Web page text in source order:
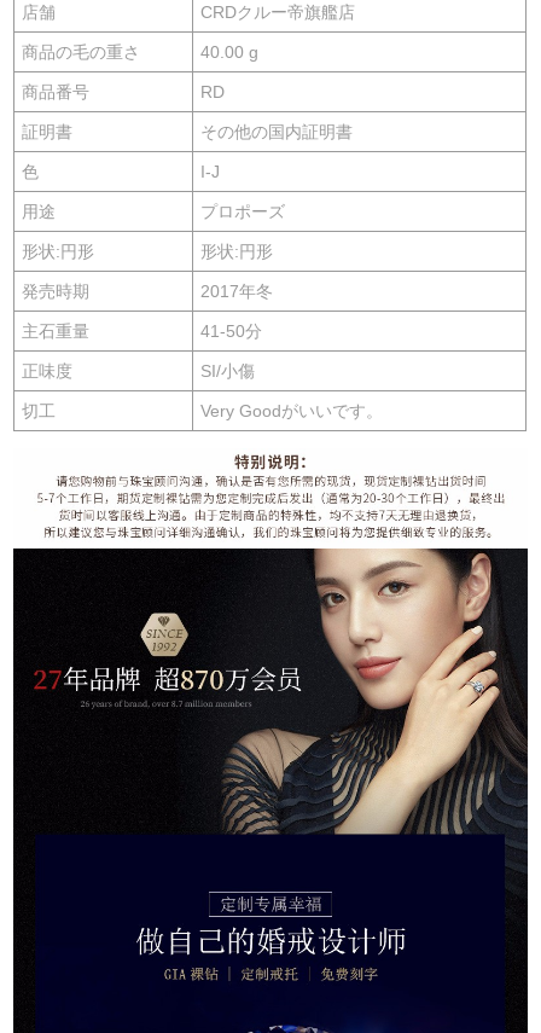
店舗 CRDクルー帝旗艦店
商品の毛の重さ 40.00 g
商品番号 RD
証明書 その他の国内証明書
色 I-J
用途 プロポーズ
形状:円形 形状:円形
発売時期 2017年冬
主石重量 41-50分
正味度 SI/小傷
切工 Very Goodがいいです。